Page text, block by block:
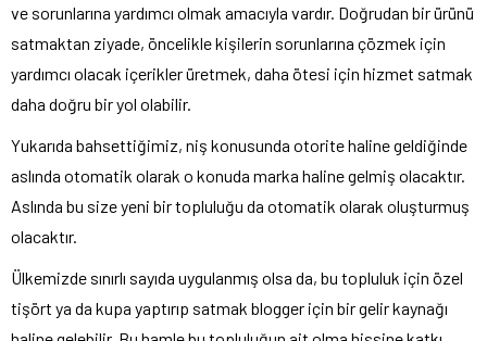
ve sorunlarına yardımcı olmak amacıyla vardır. Doğrudan bir ürünü
satmaktan ziyade, öncelikle kişilerin sorunlarına çözmek için
yardımcı olacak içerikler üretmek, daha ötesi için hizmet satmak
daha doğru bir yol olabilir.
Yukarıda bahsettiğimiz, niş konusunda otorite haline geldiğinde
aslında otomatik olarak o konuda marka haline gelmiş olacaktır.
Aslında bu size yeni bir topluluğu da otomatik olarak oluşturmuş
olacaktır.
Ülkemizde sınırlı sayıda uygulanmış olsa da, bu topluluk için özel
tişört ya da kupa yaptırıp satmak blogger için bir gelir kaynağı